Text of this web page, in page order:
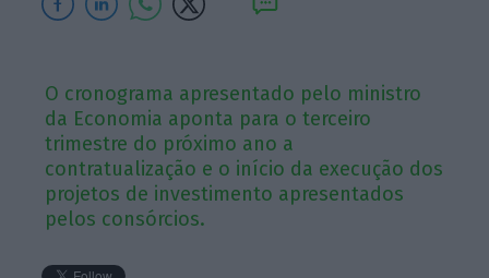
O cronograma apresentado pelo ministro
da Economia aponta para o terceiro
trimestre do próximo ano a
contratualização e o início da execução dos
projetos de investimento apresentados
pelos consórcios.